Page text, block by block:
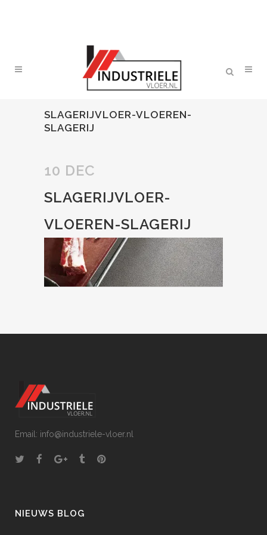
SLAGERIJVLOER-VLOEREN-
SLAGERIJ
10 DEC
SLAGERIJVLOER-
VLOEREN-SLAGERIJ
Email: info@industriele-vloer.nl
NIEUWS BLOG